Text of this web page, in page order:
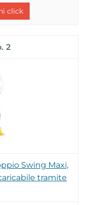
click
2
Swing Maxi,
tramite